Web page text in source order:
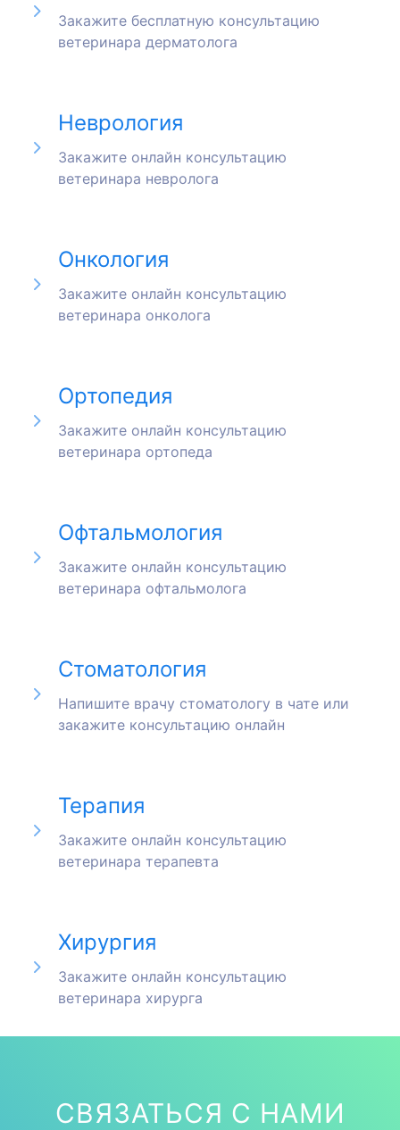
Закажите бесплатную консультацию
ветеринара дерматолога
Неврология
Закажите онлайн консультацию
ветеринара невролога
Онкология
Закажите онлайн консультацию
ветеринара онколога
Ортопедия
Закажите онлайн консультацию
ветеринара ортопеда
Офтальмология
Закажите онлайн консультацию
ветеринара офтальмолога
Стоматология
Напишите врачу стоматологу в чате или
закажите консультацию онлайн
Терапия
Закажите онлайн консультацию
ветеринара терапевта
Хирургия
Закажите онлайн консультацию
ветеринара хирурга
СВЯЗАТЬСЯ С НАМИ